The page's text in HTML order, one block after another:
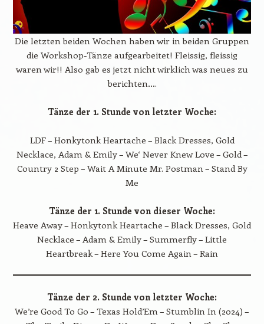
Die letzten beiden Wochen haben wir in beiden Gruppen
die Workshop-Tänze aufgearbeitet! Fleissig, fleissig
waren wir!! Also gab es jetzt nicht wirklich was neues zu
berichten….
Tänze der 1. Stunde von letzter Woche:
LDF – Honkytonk Heartache – Black Dresses, Gold
Necklace, Adam & Emily – We‘ Never Knew Love – Gold –
Country 2 Step – Wait A Minute Mr. Postman – Stand By
Me
Tänze der 1. Stunde von dieser Woche:
Heave Away – Honkytonk Heartache – Black Dresses, Gold
Necklace – Adam & Emily – Summerfly – Little
Heartbreak – Here You Come Again – Rain
Tänze der 2. Stunde von letzter Woche:
We’re Good To Go – Texas Hold’Em – Stumblin In (2024) –